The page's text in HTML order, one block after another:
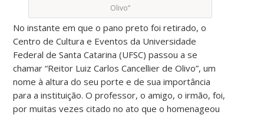
Olivo”
No instante em que o pano preto foi retirado, o
Centro de Cultura e Eventos da Universidade
Federal de Santa Catarina (UFSC) passou a se
chamar “Reitor Luiz Carlos Cancellier de Olivo”, um
nome à altura do seu porte e de sua importância
para a instituição. O professor, o amigo, o irmão, foi,
por muitas vezes citado no ato que o homenageou